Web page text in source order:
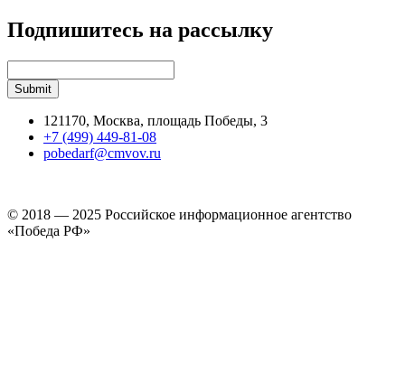
Подпишитесь на рассылку
121170, Москва, площадь Победы, 3
+7 (499) 449-81-08
pobedarf@cmvov.ru
© 2018 — 2025 Российское информационное агентство
«Победа РФ»